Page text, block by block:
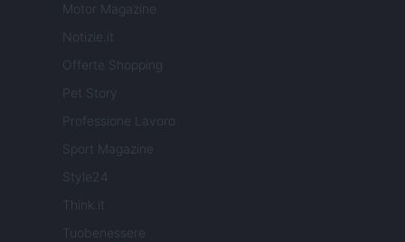
Motor Magazine
Notizie.it
Offerte Shopping
Pet Story
Professione Lavoro
Sport Magazine
Style24
Think.it
Tuobenessere